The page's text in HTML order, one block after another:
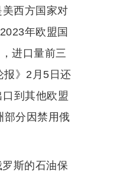
西方国家对
年欧盟国
进口量前三
报》2月5日还
到其他欧盟
部分因禁用俄
斯的石油保